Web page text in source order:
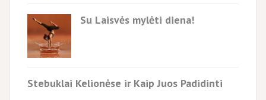
Su Laisvės mylėti diena!
Stebuklai Kelionėse ir Kaip Juos Padidinti